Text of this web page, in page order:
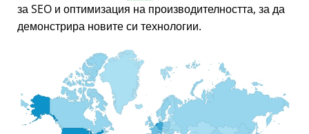
за SEO и оптимизация на производителността, за да
демонстрира новите си технологии.